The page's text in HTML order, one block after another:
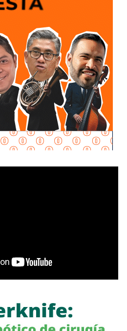
qué se detuvieron ahí.
de las diligencias definirá si
la fiscal no había tenido
Villa Gutiérrez
ciudadanía a denunciar
y aclaró que el llamado no se
para recibir esas